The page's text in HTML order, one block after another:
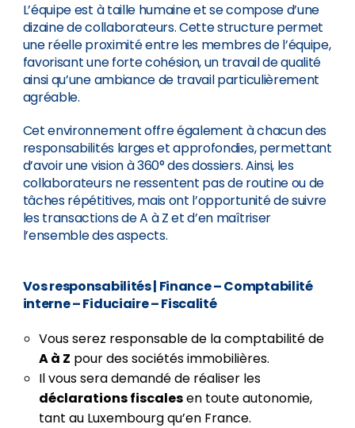
L’équipe est à taille humaine et se compose d’une
dizaine de collaborateurs. Cette structure permet
une réelle proximité entre les membres de l’équipe,
favorisant une forte cohésion, un travail de qualité
ainsi qu’une ambiance de travail particulièrement
agréable.
Cet environnement offre également à chacun des
responsabilités larges et approfondies, permettant
d’avoir une vision à 360° des dossiers. Ainsi, les
collaborateurs ne ressentent pas de routine ou de
tâches répétitives, mais ont l’opportunité de suivre
les transactions de A à Z et d’en maîtriser
l’ensemble des aspects.
Vos responsabilités| Finance – Comptabilité
interne – Fiduciaire – Fiscalité
Vous serez responsable de la comptabilité de
A à Z pour des sociétés immobilières.
Il vous sera demandé de réaliser les
déclarations fiscalesen toute autonomie,
tant au Luxembourg qu’en France.